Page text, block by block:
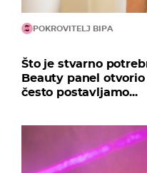
POKROVITELJ BIPA
Što je stvarno
Beauty panel
često postavljamo...